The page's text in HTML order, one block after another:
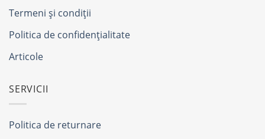
Termeni și condiții
Politica de confidențialitate
Articole
SERVICII
Politica de returnare